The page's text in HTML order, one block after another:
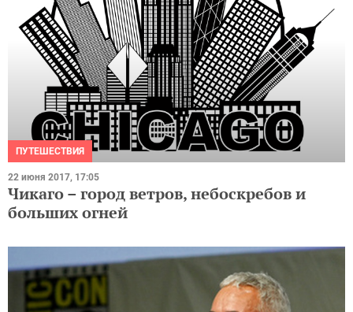
ПУТЕШЕСТВИЯ
22 июня 2017, 17:05
Чикаго – город ветров, небоскребов и
больших огней